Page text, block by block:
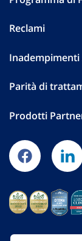
Reclami
Inadempimenti
Parità di
Prodotti